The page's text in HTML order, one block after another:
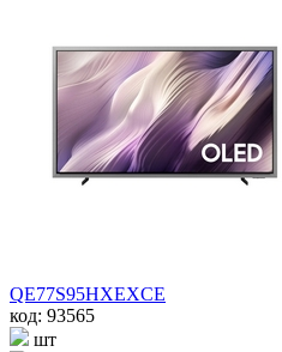
QE77S95HXEXCE
код: 93565
шт